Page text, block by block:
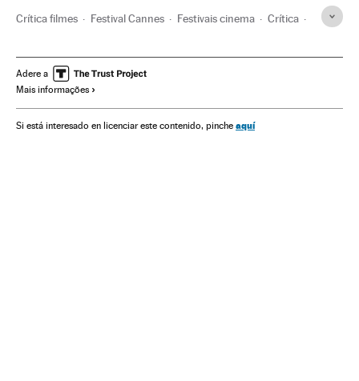
Crítica filmes Festival Cannes Festivais cinema Crítica
Adere a
Mais informações
Si está interesado en licenciar este contenido, pinche aquí